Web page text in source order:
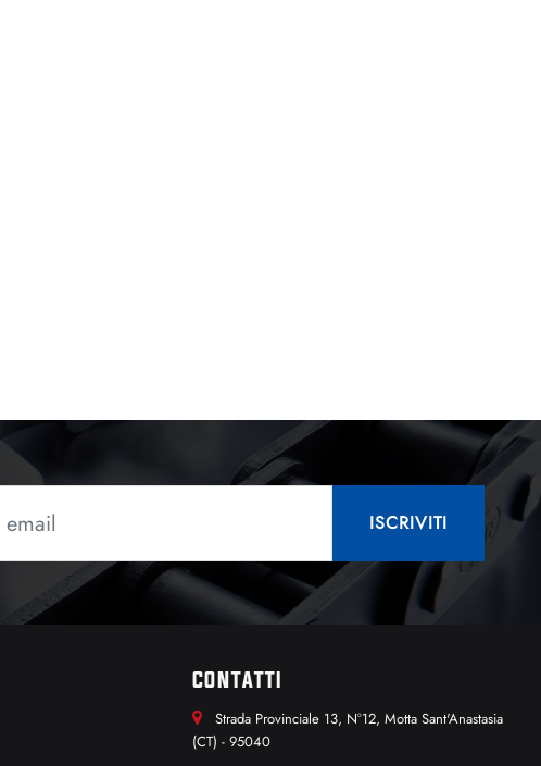
CONTATTI
Strada Provinciale 13, N°12, Motta Sant'Anastasia
(CT) - 95040